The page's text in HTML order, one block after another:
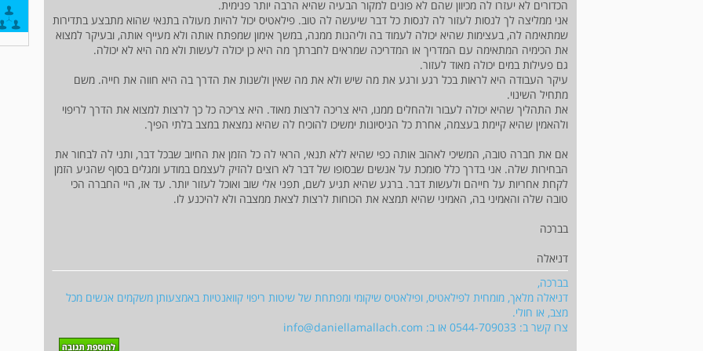
הכדורים לא יעזרו לה מכיוון שהם לא פונים למקור הבעיה שהיא הרבה יותר פנימית.
אני ממליצה לך לנסות לעזור לה לנסות כל דבר שיעשה לה טוב. פילאטיס יכול להיות מעולה בתנאי שהוא מתבצע בתדירות
שמתאימה לה, בעצימות שהיא יכולה לעמוד בה וליהנות ממנה, במשך אימון שמפתח אותה ולא מעייף אותה, ובעיקר למצוא
את הכימיה המתאימה עם המדריך או המדריכה שמראים לחברתך מה היא כן יכולה לעשות ולא מה היא לא יכולה.
גם פעילות במים יכולה מאוד לעזור.
עיקר העבודה היא לראות בכל רגע ורגע את מה שיש ולא את מה שאין ולשנות את הדרך בה היא חווה את חייה. משם
מתחיל השינוי.
את התהליך שהיא יכולה לעבור ולהחלים ממנו, היא צריכה לרצות מאוד. היא צריכה כל כך לרצות למצוא את הדרך לריפוי
ולהאמין שהיא קיימת בעצמה, אחרת כל הניסיונות ימשיכו להוכיח לה שהיא נמצאת במצב בלתי הפיך.
אם את חברה טובה, המשיכי לאהוב אותה כפי שהיא ללא תנאי, הראי לה כל הזמן את החיוב שבכל דבר, ותני לה לבחור את
הבחירות שלה. אני בדרך כלל סומכת על אנשים שבסופו של דבר לא רוצים להזיק לעצמם במודע ומגלים בסוף שהגיע הזמן
לקחת אחריות על חייהם ולעשות דבר. ברגע שהיא תגיע לשם, תפני אלי שוב ואוכל לעזור יותר. עד אז, היי החברה הכי
טובה שלה והאמיני בה, האמיני שהיא תמצא את הכוחות לרצות לצאת ממצבה ולא להיכנע לו.
בברכה
דניאלה
בברכה,
דניאלה מלאך, מומחית לפילאטיס, ופילאטיס שיקומי ומפתחת של שיטות ריפוי קוואנטיות באמצעותן משקמים אנשים מכל
מצב, או חולי.
צרו קשר ב: 0544-709033 או ב:
info@daniellamallach.com